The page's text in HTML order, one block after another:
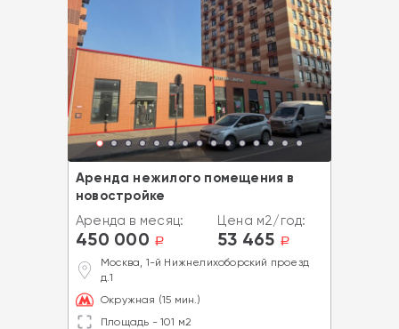
Аренда нежилого помещения в
новостройке
Аренда в месяц:
450 000 a
Цена м2/год:
53 465 a
Москва, 1-й Нижнелихоборский проезд
д.1
Окружная (15 мин.)
Площадь - 101 м2